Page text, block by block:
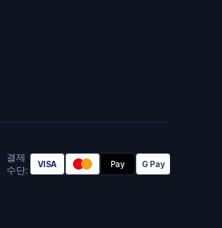
결제
수단:
VISA Pay G Pay